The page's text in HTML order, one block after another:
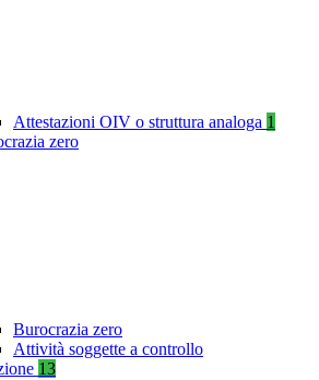
Attestazioni OIV o struttura analoga 1
zero
Burocrazia zero
Attività soggette a controllo
13